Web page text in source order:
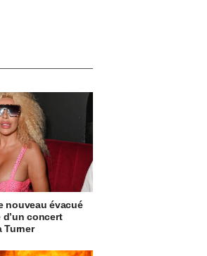
nouveau évacué
d’un concert
Turner